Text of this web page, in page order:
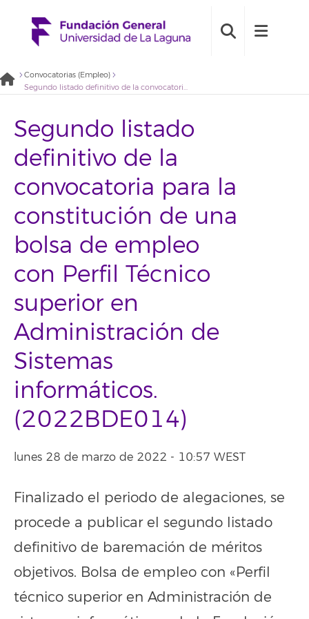
Convocatorias (Empleo)
Segundo listado definitivo de la convocatoria para la constitución de una bolsa de empleo con Perfil Técnico superior en Administración de Sistemas informáticos. (2022BDE014)
Segundo listado
definitivo de la
convocatoria para la
constitución de una
bolsa de empleo
con Perfil Técnico
superior en
Administración de
Sistemas
informáticos.
(2022BDE014)
lunes 28 de marzo de 2022 - 10:57 WEST
Finalizado el periodo de alegaciones, se
procede a publicar el segundo listado
definitivo de baremación de méritos
objetivos. Bolsa de empleo con «Perfil
técnico superior en Administración de